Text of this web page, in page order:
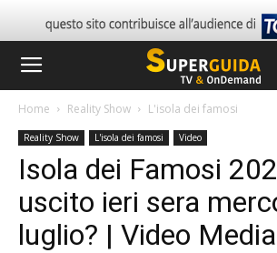
Home Reality Show L'isola dei famosi
Reality Show L'isola dei famosi Video
Isola dei Famosi
uscito ieri sera
luglio? | Video